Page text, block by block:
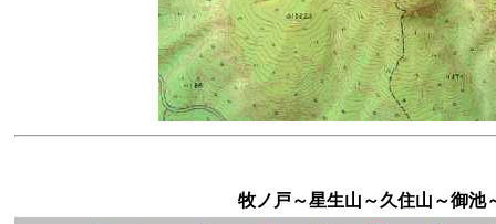
牧ノ戸～星生山～久住山～御池